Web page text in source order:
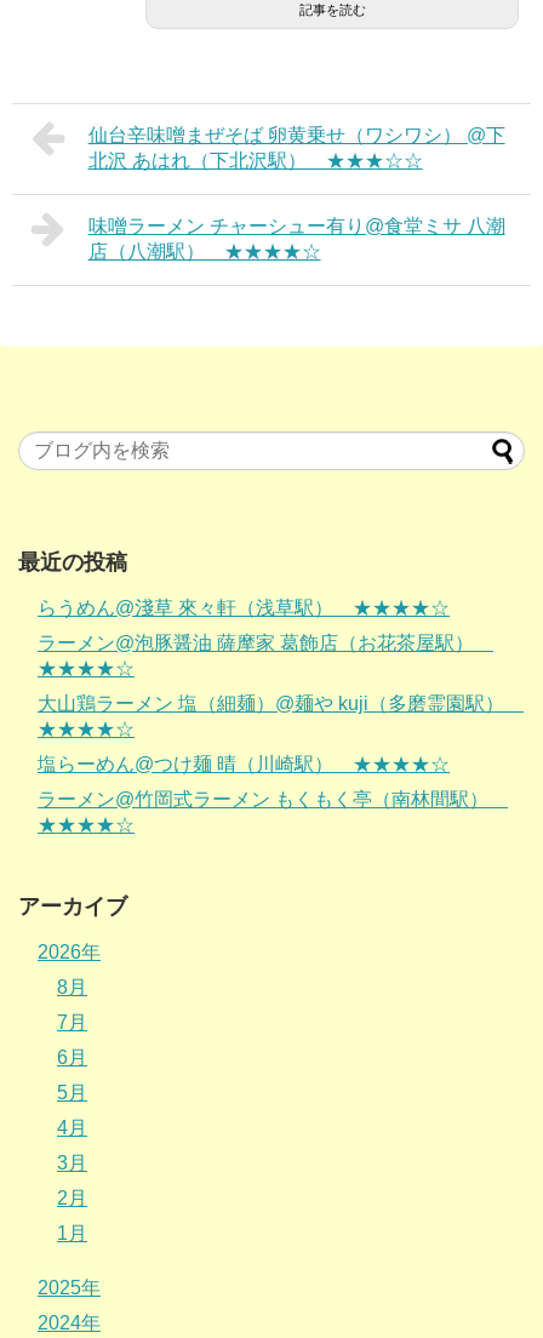
記事を読む
仙台辛味噌まぜそば 卵黄乗せ（ワシワシ） @下
北沢 あはれ（下北沢駅） ★★★☆☆
味噌ラーメン チャーシュー有り@食堂ミサ 八潮
店（八潮駅） ★★★★☆
最近の投稿
らうめん@淺草 來々軒（浅草駅） ★★★★☆
ラーメン@泡豚醤油 薩摩家 葛飾店（お花茶屋駅）
★★★★☆
大山鶏ラーメン 塩（細麺）@麺や kuji（多磨霊園駅）
★★★★☆
塩らーめん@つけ麺 晴（川崎駅） ★★★★☆
ラーメン@竹岡式ラーメン もくもく亭（南林間駅）
★★★★☆
アーカイブ
2026年
8月
7月
6月
5月
4月
3月
2月
1月
2025年
2024年